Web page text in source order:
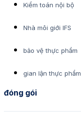
Kiểm toán nội bộ
Nhà môi giới IFS
bảo vệ thực phẩm
gian lận thực phẩm
đóng gói